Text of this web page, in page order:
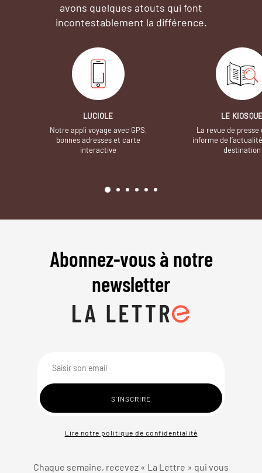
avons quelques atouts qui font
incontestablement la différence.
LUCIOLE
Notre appli voyage avec GPS,
bonnes adresses et carte
interactive
LE
La revue de presse
informe de
destination
Abonnez-vous à notre
newsletter
Lire notre politique de confidentialité
Chaque semaine, recevez « La Lettre » qui vous